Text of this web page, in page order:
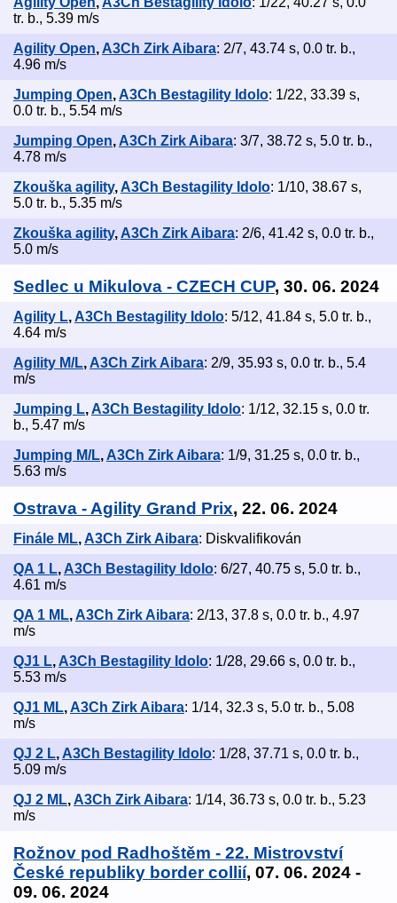
tr. b., 5.39 m/s
Agility Open, A3Ch Zirk Aibara: 2/7, 43.74 s, 0.0 tr. b.,
4.96 m/s
Jumping Open,A3Ch Bestagility Idolo: 1/22, 33.39 s,
0.0 tr. b., 5.54 m/s
Jumping Open, A3Ch Zirk Aibara: 3/7, 38.72 s, 5.0 tr. b.,
4.78 m/s
Zkouška agility,A3Ch Bestagility Idolo: 1/10, 38.67 s,
5.0 tr. b., 5.35 m/s
Zkouška agility, A3Ch Zirk Aibara: 2/6, 41.42 s, 0.0 tr. b.,
5.0 m/s
Sedlec u Mikulova - CZECH CUP, 30. 06. 2024
Agility L,A3Ch Bestagility Idolo: 5/12, 41.84 s, 5.0 tr. b.,
4.64 m/s
Agility M/L, A3Ch Zirk Aibara: 2/9, 35.93 s, 0.0 tr. b., 5.4
m/s
Jumping L,A3Ch Bestagility Idolo: 1/12, 32.15 s, 0.0 tr.
b., 5.47 m/s
Jumping M/L, A3Ch Zirk Aibara: 1/9, 31.25 s, 0.0 tr. b.,
5.63 m/s
Ostrava - Agility Grand Prix, 22. 06. 2024
Finále ML,A3Ch Zirk Aibara: Diskvalifikován
QA 1 L, A3Ch Bestagility Idolo: 6/27, 40.75 s, 5.0 tr. b.,
4.61 m/s
QA 1 ML,A3Ch Zirk Aibara: 2/13, 37.8 s, 0.0 tr. b., 4.97
m/s
QJ1 L, A3Ch Bestagility Idolo: 1/28, 29.66 s, 0.0 tr. b.,
5.53 m/s
QJ1 ML,A3Ch Zirk Aibara: 1/14, 32.3 s, 5.0 tr. b., 5.08
m/s
QJ 2 L, A3Ch Bestagility Idolo: 1/28, 37.71 s, 0.0 tr. b.,
5.09 m/s
QJ 2 ML,A3Ch Zirk Aibara: 1/14, 36.73 s, 0.0 tr. b., 5.23
m/s
Rožnov pod Radhoštěm - 22. Mistrovství
České republiky border collií, 07. 06. 2024 -
09. 06. 2024